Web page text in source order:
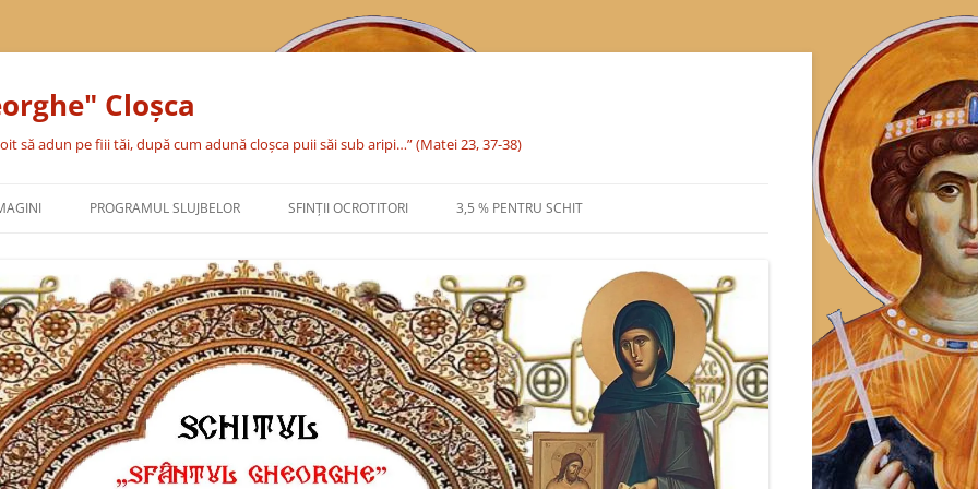
Cloşca
să adun pe fiii tăi, după cum adună cloşca puii săi sub aripi…” (Matei 23, 37-38)
PROGRAMUL SLUJBELOR SFINŢII OCROTITORI
SFÂNTUL MARE MUCENIC
GHEORGHE
3,5 % PENTRU SCHIT